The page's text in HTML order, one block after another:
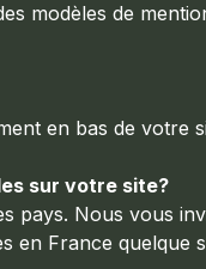
modèles de
en bas de votre
sur votre site?
pays. Nous vous
en France quelque